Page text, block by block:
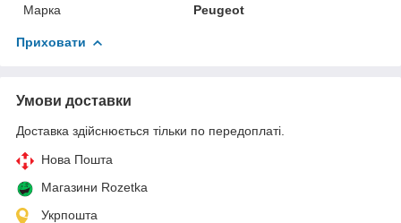
Марка
Peugeot
Приховати
Умови доставки
Доставка здійснюється тільки по передоплаті.
Нова Пошта
Магазини Rozetka
Укрпошта